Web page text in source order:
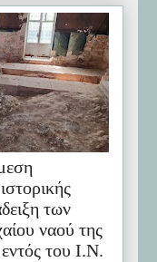
των
ναού της
του Ι.Ν.